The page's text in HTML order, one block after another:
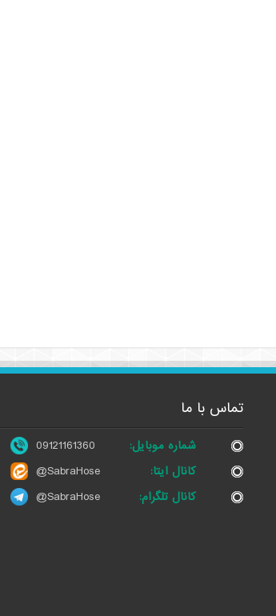
تماس با ما
شماره موبایل:
09121161360
کانال ایتا:
@SabraHose
کانال تلگرام:
@SabraHose